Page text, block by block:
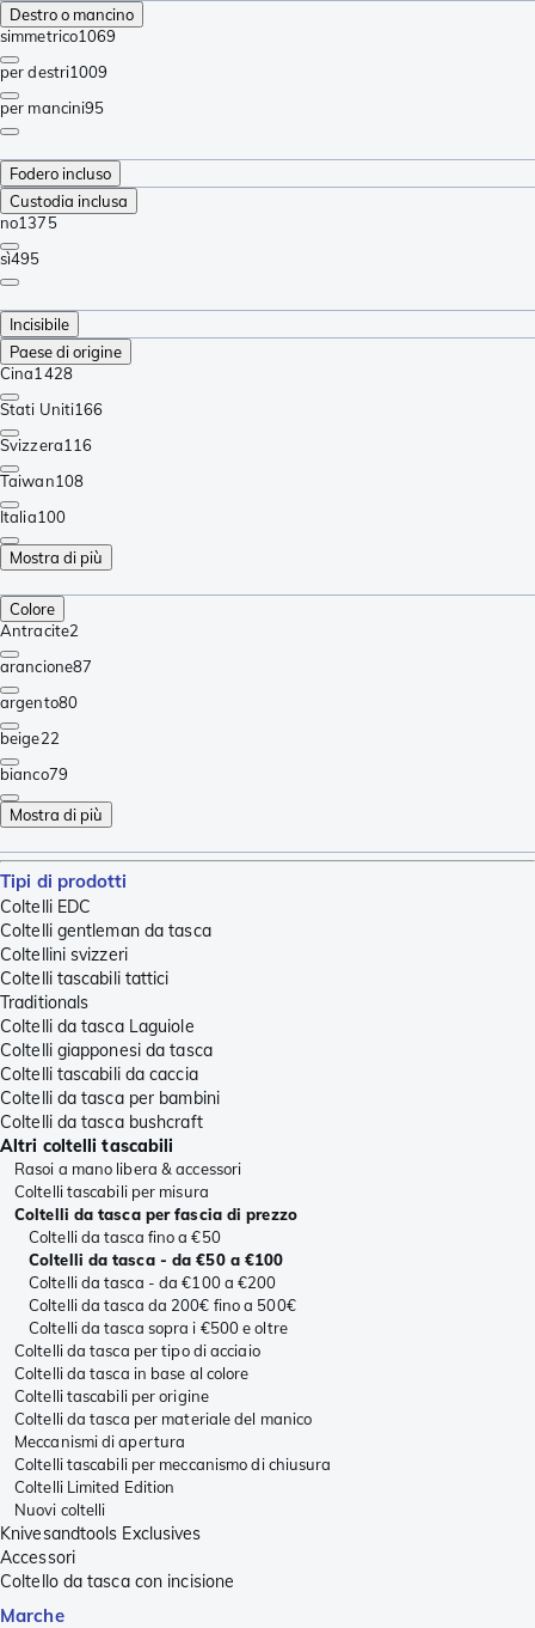
Destro o mancino
simmetrico1069
per destri1009
per mancini95
Fodero incluso
Custodia inclusa
no1375
sì495
Incisibile
Paese di origine
Cina1428
Stati Uniti166
Svizzera116
Taiwan108
Italia100
Mostra di più
Colore
Antracite2
arancione87
argento80
beige22
bianco79
Mostra di più
Tipi di prodotti
Coltelli EDC
Coltelli gentleman da tasca
Coltellini svizzeri
Coltelli tascabili tattici
Traditionals
Coltelli da tasca Laguiole
Coltelli giapponesi da tasca
Coltelli tascabili da caccia
Coltelli da tasca per bambini
Coltelli da tasca bushcraft
Altri coltelli tascabili
Rasoi a mano libera & accessori
Coltelli tascabili per misura
Coltelli da tasca per fascia di prezzo
Coltelli da tasca fino a €50
Coltelli da tasca - da €50 a €100
Coltelli da tasca - da €100 a €200
Coltelli da tasca da 200€ fino a 500€
Coltelli da tasca sopra i €500 e oltre
Coltelli da tasca per tipo di acciaio
Coltelli da tasca in base al colore
Coltelli tascabili per origine
Coltelli da tasca per materiale del manico
Meccanismi di apertura
Coltelli tascabili per meccanismo di chiusura
Coltelli Limited Edition
Nuovi coltelli
Knivesandtools Exclusives
Accessori
Coltello da tasca con incisione
Marche